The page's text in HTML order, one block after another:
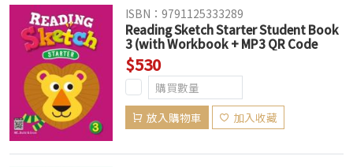
ISBN：9791125333289
Reading Sketch Starter Student Book
3 (with Workbook + MP3 QR Code
download)
$530
放入購物車 加入收藏